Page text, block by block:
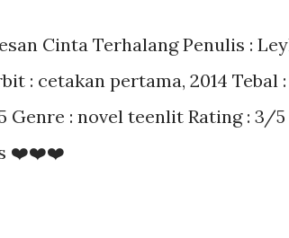
Cinta Terhalang Penulis :
: cetakan pertama, 2014 Tebal
Genre : novel teenlit Rating : 3/5
❤️❤️❤️